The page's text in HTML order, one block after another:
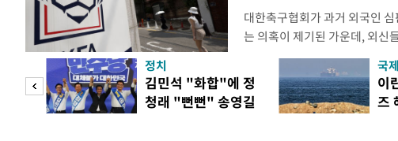
대한축구협회가 과거 외국인
는 의혹이 제기된 가운데, 외신
도하면서 파장이 커지고 있다.
광부가 2016년 작성한 감사보
2011년 3월부터 2012년 3월까
에 참여한 외국인 심판들에게
정치
김민석 "화합"에 정
청래 "뻔뻔" 송영길
국제
이
즈